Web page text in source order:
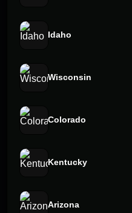
Idaho
Wisconsin
Colorado
Kentucky
Arizona